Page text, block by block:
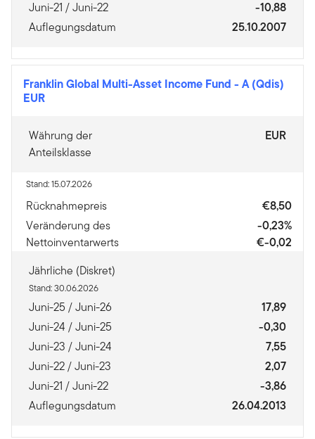
Juni-21 / Juni-22
-10,88
Auflegungsdatum
25.10.2007
Franklin Global Multi-Asset Income Fund - A (Qdis)
EUR
Währung der
Anteilsklasse
EUR
Stand: 15.07.2026
Rücknahmepreis
€8,50
Veränderung des
Nettoinventarwerts
-0,23%
€-0,02
Jährliche (Diskret)
Stand: 30.06.2026
Juni-25 / Juni-26
17,89
Juni-24 / Juni-25
-0,30
Juni-23 / Juni-24
7,55
Juni-22 / Juni-23
2,07
Juni-21 / Juni-22
-3,86
Auflegungsdatum
26.04.2013